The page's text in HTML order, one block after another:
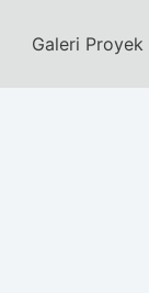
Galeri Proyek